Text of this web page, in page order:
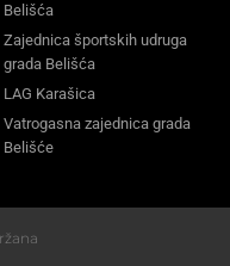
Belišća
Zajednica športskih udruga
grada Belišća
LAG Karašica
Vatrogasna zajednica grada
Belišće